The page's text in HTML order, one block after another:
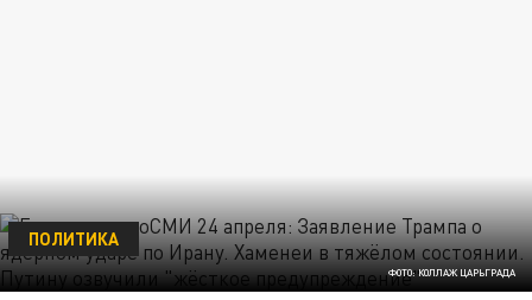
ФОТО: КОЛЛАЖ ЦАРЬГРАДА
ПОЛИТИКА